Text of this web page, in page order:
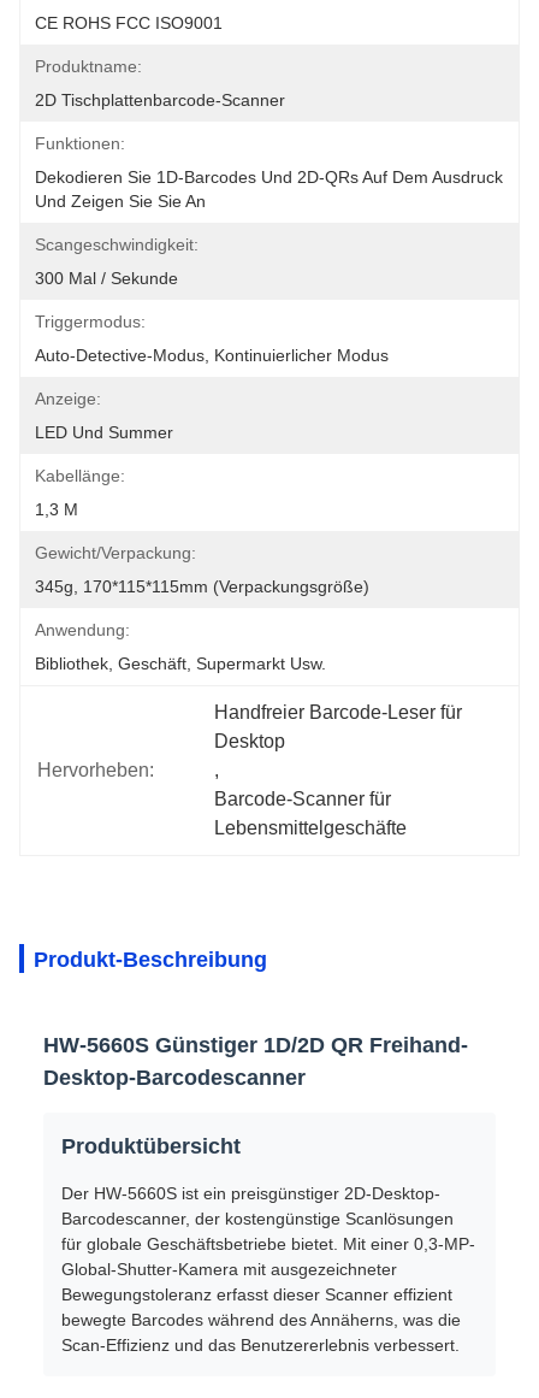
CE ROHS FCC ISO9001
Produktname:
2D Tischplattenbarcode-Scanner
Funktionen:
Dekodieren Sie 1D-Barcodes Und 2D-QRs Auf Dem Ausdruck
Und Zeigen Sie Sie An
Scangeschwindigkeit:
300 Mal / Sekunde
Triggermodus:
Auto-Detective-Modus, Kontinuierlicher Modus
Anzeige:
LED Und Summer
Kabellänge:
1,3 M
Gewicht/Verpackung:
345g, 170*115*115mm (Verpackungsgröße)
Anwendung:
Bibliothek, Geschäft, Supermarkt Usw.
Hervorheben:
Handfreier Barcode-Leser für
Desktop
,
Barcode-Scanner für
Lebensmittelgeschäfte
Produkt-Beschreibung
HW-5660S Günstiger 1D/2D QR Freihand-
Desktop-Barcodescanner
Produktübersicht
Der HW-5660S ist ein preisgünstiger 2D-Desktop-
Barcodescanner, der kostengünstige Scanlösungen
für globale Geschäftsbetriebe bietet. Mit einer 0,3-MP-
Global-Shutter-Kamera mit ausgezeichneter
Bewegungstoleranz erfasst dieser Scanner effizient
bewegte Barcodes während des Annäherns, was die
Scan-Effizienz und das Benutzererlebnis verbessert.